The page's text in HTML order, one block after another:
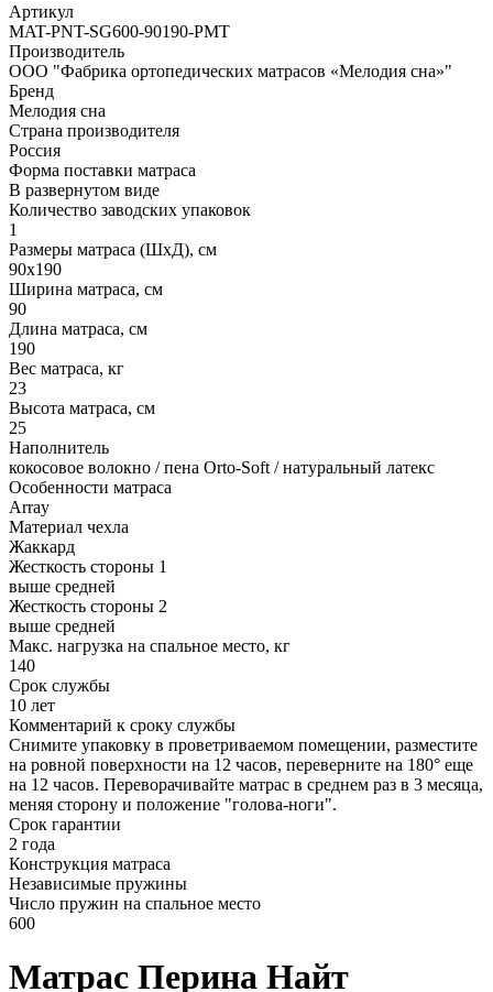
Артикул
MAT-PNT-SG600-90190-PMT
Производитель
ООО "Фабрика ортопедических матрасов «Мелодия сна»"
Бренд
Мелодия сна
Страна производителя
Россия
Форма поставки матраса
В развернутом виде
Количество заводских упаковок
1
Размеры матраса (ШхД), см
90х190
Ширина матраса, см
90
Длина матраса, см
190
Вес матраса, кг
23
Высота матраса, см
25
Наполнитель
кокосовое волокно / пена Orto-Soft / натуральный латекс
Особенности матраса
Array
Материал чехла
Жаккард
Жесткость стороны 1
выше средней
Жесткость стороны 2
выше средней
Макс. нагрузка на спальное место, кг
140
Срок службы
10 лет
Комментарий к сроку службы
Снимите упаковку в проветриваемом помещении, разместите
на ровной поверхности на 12 часов, переверните на 180° еще
на 12 часов. Переворачивайте матрас в среднем раз в 3 месяца,
меняя сторону и положение "голова-ноги".
Срок гарантии
2 года
Конструкция матраса
Независимые пружины
Число пружин на спальное место
600
Матрас Перина Найт